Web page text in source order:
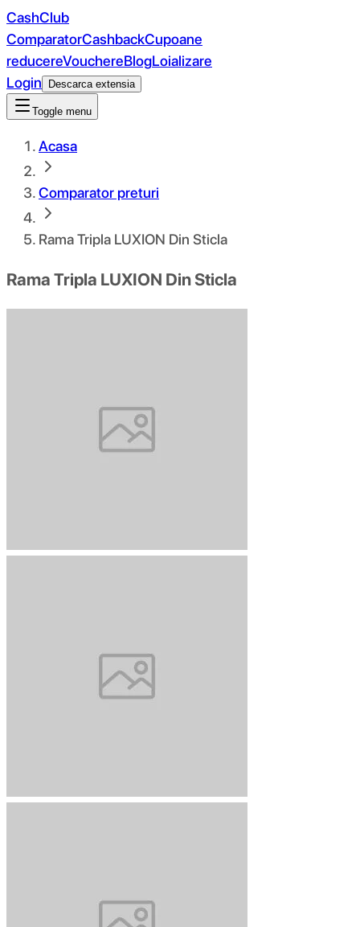
CashClub
ComparatorCashbackCupoane
reducereVouchereBlogLoializare
Login
Descarca extensia
Toggle menu
Acasa
Comparator preturi
Rama Tripla LUXION Din Sticla
Rama Tripla LUXION Din Sticla